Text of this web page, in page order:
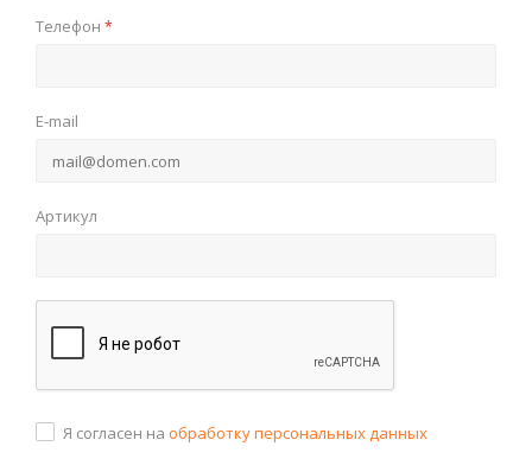
Телефон *
E-mail
Артикул
Я согласен на обработку персональных данных